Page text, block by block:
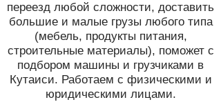
переезд любой сложности, доставить
большие и малые грузы любого типа
(мебель, продукты питания,
строительные материалы), поможет с
подбором машины и грузчиками в
Кутаиси. Работаем с физическими и
юридическими лицами.